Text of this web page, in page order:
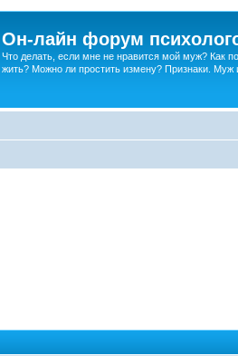
Он-лайн форум
Что делать, если мне не нравится мой муж? Как
жить? Можно ли простить измену? Признаки. Муж